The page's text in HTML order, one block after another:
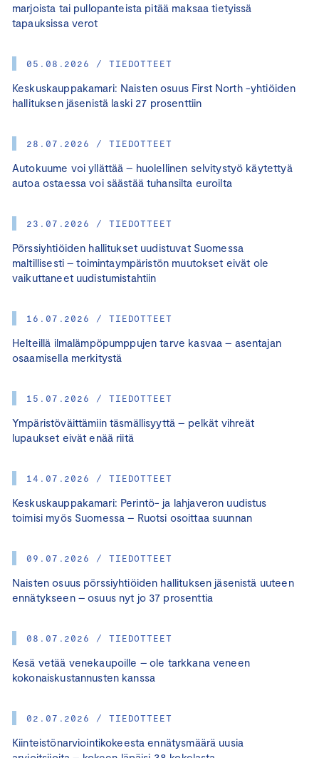
marjoista tai pullopanteista pitää maksaa tietyissä
tapauksissa verot
05.08.2026 / TIEDOTTEET
Keskuskauppakamari: Naisten osuus First North -yhtiöiden
hallituksen jäsenistä laski 27 prosenttiin
28.07.2026 / TIEDOTTEET
Autokuume voi yllättää – huolellinen selvitystyö käytettyä
autoa ostaessa voi säästää tuhansilta euroilta
23.07.2026 / TIEDOTTEET
Pörssiyhtiöiden hallitukset uudistuvat Suomessa
maltillisesti – toimintaympäristön muutokset eivät ole
vaikuttaneet uudistumistahtiin
16.07.2026 / TIEDOTTEET
Helteillä ilmalämpöpumppujen tarve kasvaa – asentajan
osaamisella merkitystä
15.07.2026 / TIEDOTTEET
Ympäristöväittämiin täsmällisyyttä – pelkät vihreät
lupaukset eivät enää riitä
14.07.2026 / TIEDOTTEET
Keskuskauppakamari: Perintö- ja lahjaveron uudistus
toimisi myös Suomessa – Ruotsi osoittaa suunnan
09.07.2026 / TIEDOTTEET
Naisten osuus pörssiyhtiöiden hallituksen jäsenistä uuteen
ennätykseen – osuus nyt jo 37 prosenttia
08.07.2026 / TIEDOTTEET
Kesä vetää venekaupoille – ole tarkkana veneen
kokonaiskustannusten kanssa
02.07.2026 / TIEDOTTEET
Kiinteistönarviointikokeesta ennätysmäärä uusia